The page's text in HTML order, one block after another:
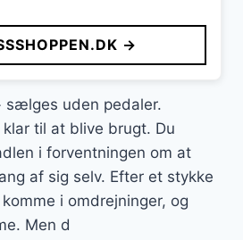
kr..
pris
er:
1.099 kr..
→
sælges uden pedaler.
til at blive brugt. Du
i forventningen om at
af sig selv. Efter et stykke
i omdrejninger, og
Men d